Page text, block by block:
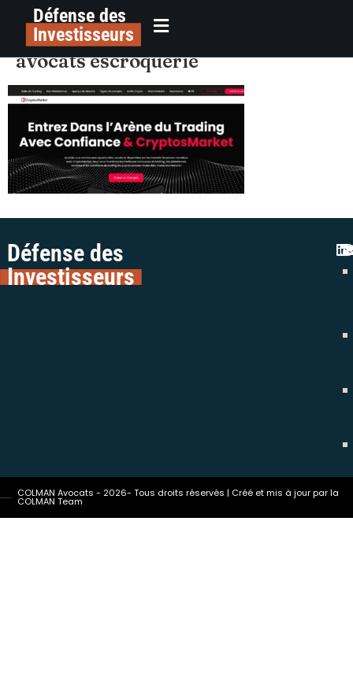
principalDéfense des
Investisseurs
alerte arnaque trading
cryptosmarket avis colman
avocats escroquerie
Défense des
Investisseurs
COLMAN Avocats - 2026- Tous droits réservés | Créé et mis à jour par la
COLMAN Team